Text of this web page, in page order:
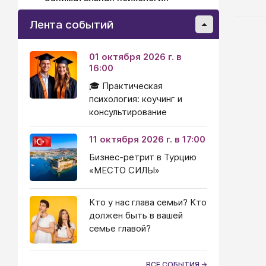
Лента событий
01 октября 2026 г. в
16:00
🎓 Практическая
психология: коучинг и
консультирование
11 октября 2026 г. в 17:00
Бизнес-ретрит в Турцию
«МЕСТО СИЛЫ»
Кто у нас глава семьи? Кто
должен быть в вашей
семье главой?